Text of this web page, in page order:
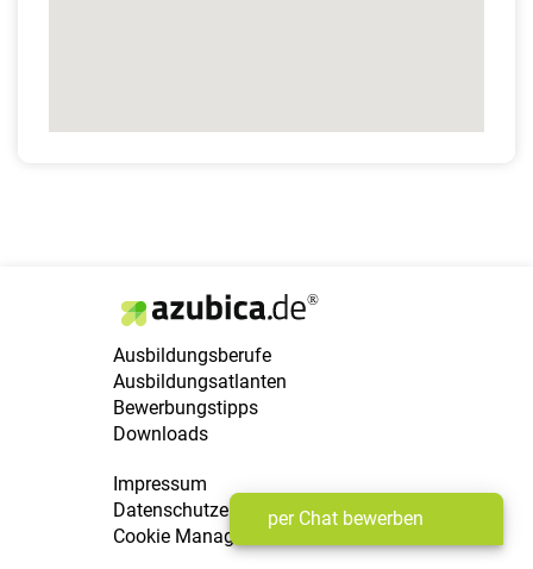
per Chat bewerben
Ausbildungsberufe
Ausbildungsatlanten
Bewerbungstipps
Downloads
Impressum
Datenschutzerklärung
Cookie Manager